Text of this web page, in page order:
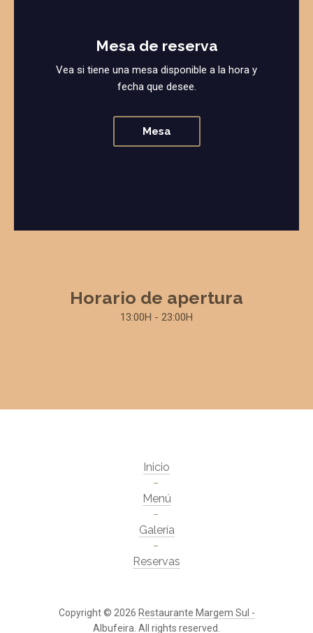
Mesa de reserva
Vea si tiene una mesa disponible a la hora y
fecha que desee.
Mesa
Horario de apertura
13:00H - 23:00H
Inicio
Menú
Galería
Reservas
Copyright © 2026 Restaurante Margem Sul -
Albufeira . All rights reserved.